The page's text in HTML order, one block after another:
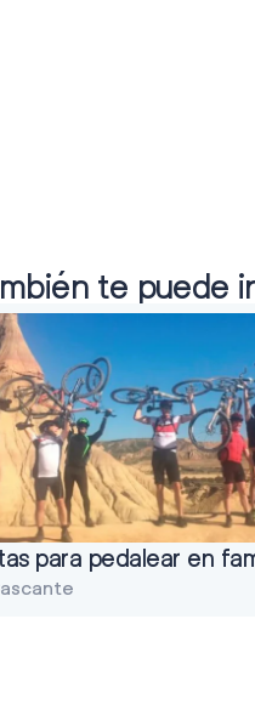
te puede
para pedalear en